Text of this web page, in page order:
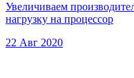
Увеличиваем
нагрузку на процессор
22 Авг 2020